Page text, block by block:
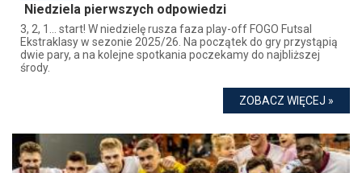
Niedziela pierwszych odpowiedzi
3, 2, 1… start! W niedzielę rusza faza play-off FOGO Futsal
Ekstraklasy w sezonie 2025/26. Na początek do gry przystąpią
dwie pary, a na kolejne spotkania poczekamy do najbliższej
środy.
ZOBACZ WIĘCEJ »